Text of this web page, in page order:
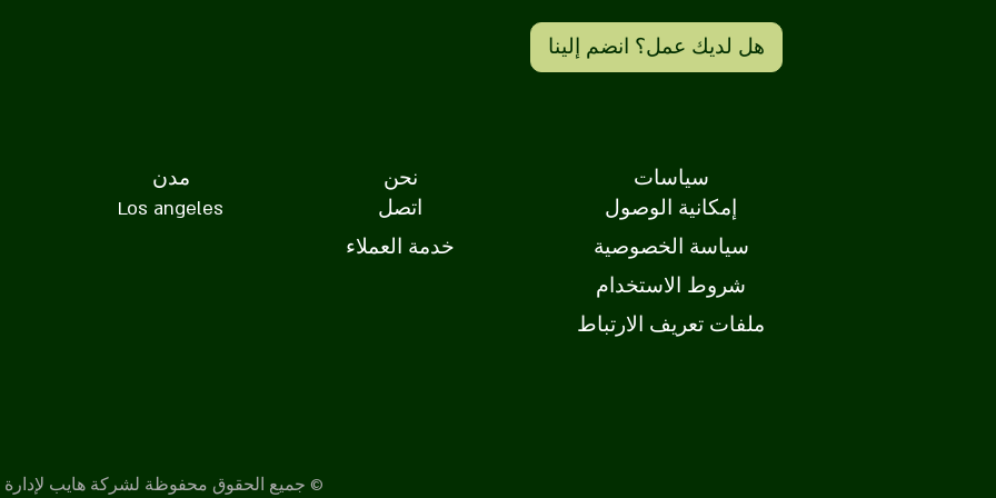
هل لديك عمل؟ انضم إلينا
سياسات
إمكانية الوصول
سياسة الخصوصية
شروط الاستخدام
ملفات تعريف الارتباط
نحن
اتصل
خدمة العملاء
مدن
Los angeles